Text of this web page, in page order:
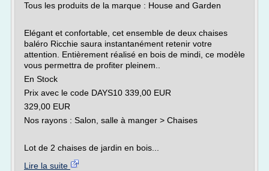
Tous les produits de la marque : House and Garden
Elégant et confortable, cet ensemble de deux chaises
baléro Ricchie saura instantanément retenir votre
attention. Entièrement réalisé en bois de mindi, ce modèle
vous permettra de profiter pleinem..
En Stock
Prix avec le code DAYS10 339,00 EUR
329,00 EUR
Nos rayons : Salon, salle à manger > Chaises
Lot de 2 chaises de jardin en bois...
Lire la suite